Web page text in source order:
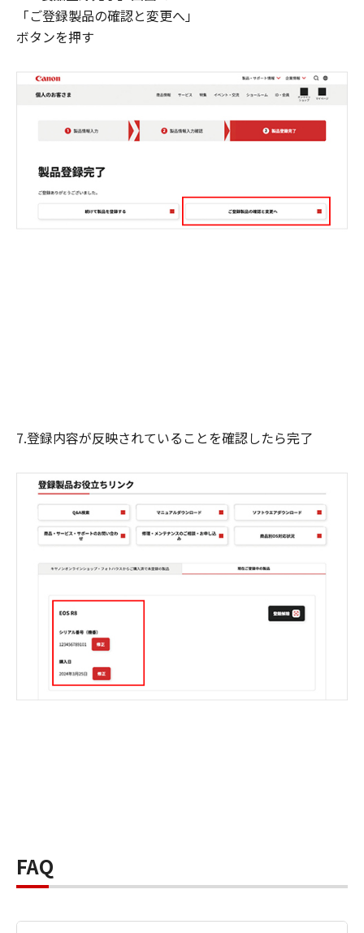
「ご登録製品の確認と変更へ」
ボタンを押す
7.登録内容が反映されていることを確認したら完了
FAQ